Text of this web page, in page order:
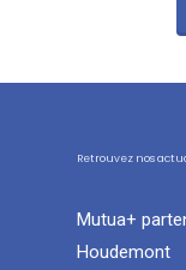
Retrouvez nos
Mutua+
Houdemont